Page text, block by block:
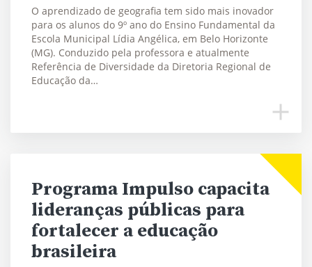
O aprendizado de geografia tem sido mais inovador
para os alunos do 9º ano do Ensino Fundamental da
Escola Municipal Lídia Angélica, em Belo Horizonte
(MG). Conduzido pela professora e atualmente
Referência de Diversidade da Diretoria Regional de
Educação da…
Programa Impulso capacita
lideranças públicas para
fortalecer a educação
brasileira